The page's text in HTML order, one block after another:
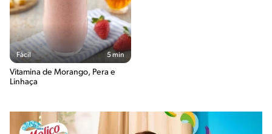
Fácil 5 min
Vitamina de Morango, Pera e
Linhaça